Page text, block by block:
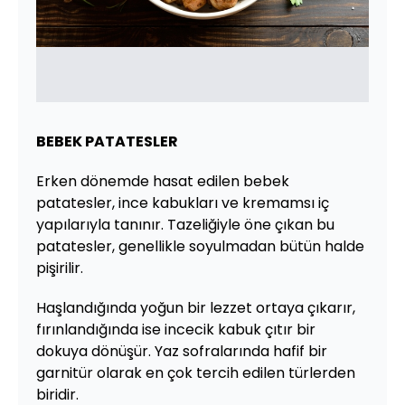
BEBEK PATATESLER
Erken dönemde hasat edilen bebek
patatesler, ince kabukları ve kremamsı iç
yapılarıyla tanınır. Tazeliğiyle öne çıkan bu
patatesler, genellikle soyulmadan bütün halde
pişirilir.
Haşlandığında yoğun bir lezzet ortaya çıkarır,
fırınlandığında ise incecik kabuk çıtır bir
dokuya dönüşür. Yaz sofralarında hafif bir
garnitür olarak en çok tercih edilen türlerden
biridir.